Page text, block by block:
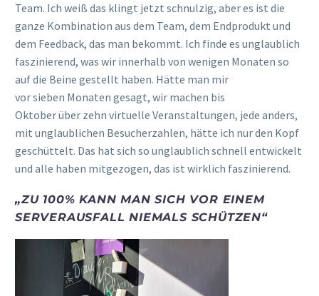
Team. Ich weiß das klingt jetzt schnulzig, aber es ist die
ganze Kombination aus dem Team, dem Endprodukt und
dem Feedback, das man bekommt. Ich finde es unglaublich
faszinierend, was wir innerhalb von wenigen Monaten so
auf die Beine gestellt haben. Hätte man mir
vorsieben Monaten gesagt, wir machen bis
Oktoberüber zehn virtuelle Veranstaltungen, jede anders,
mit unglaublichen Besucherzahlen, hätte ich nur den Kopf
geschüttelt. Das hat sich so unglaublich schnell entwickelt
und alle haben mitgezogen, das ist wirklich faszinierend.
„ZU 100% KANN MAN SICH VOR EINEM
SERVERAUSFALL NIEMALS SCHÜTZEN“